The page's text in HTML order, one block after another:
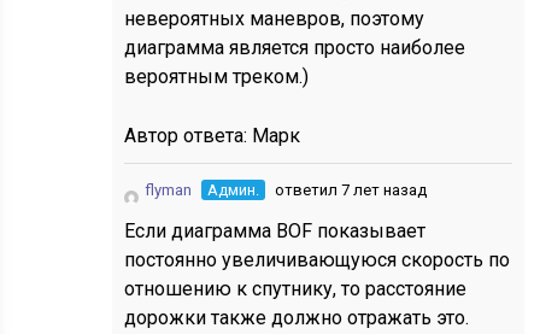
невероятных маневров, поэтому
диаграмма является просто наиболее
вероятным треком.)
Автор ответа: Марк
flyman Админ. ответил 7 лет назад
Если диаграмма BOF показывает
постоянно увеличивающуюся скорость по
отношению к спутнику, то расстояние
дорожки также должно отражать это.